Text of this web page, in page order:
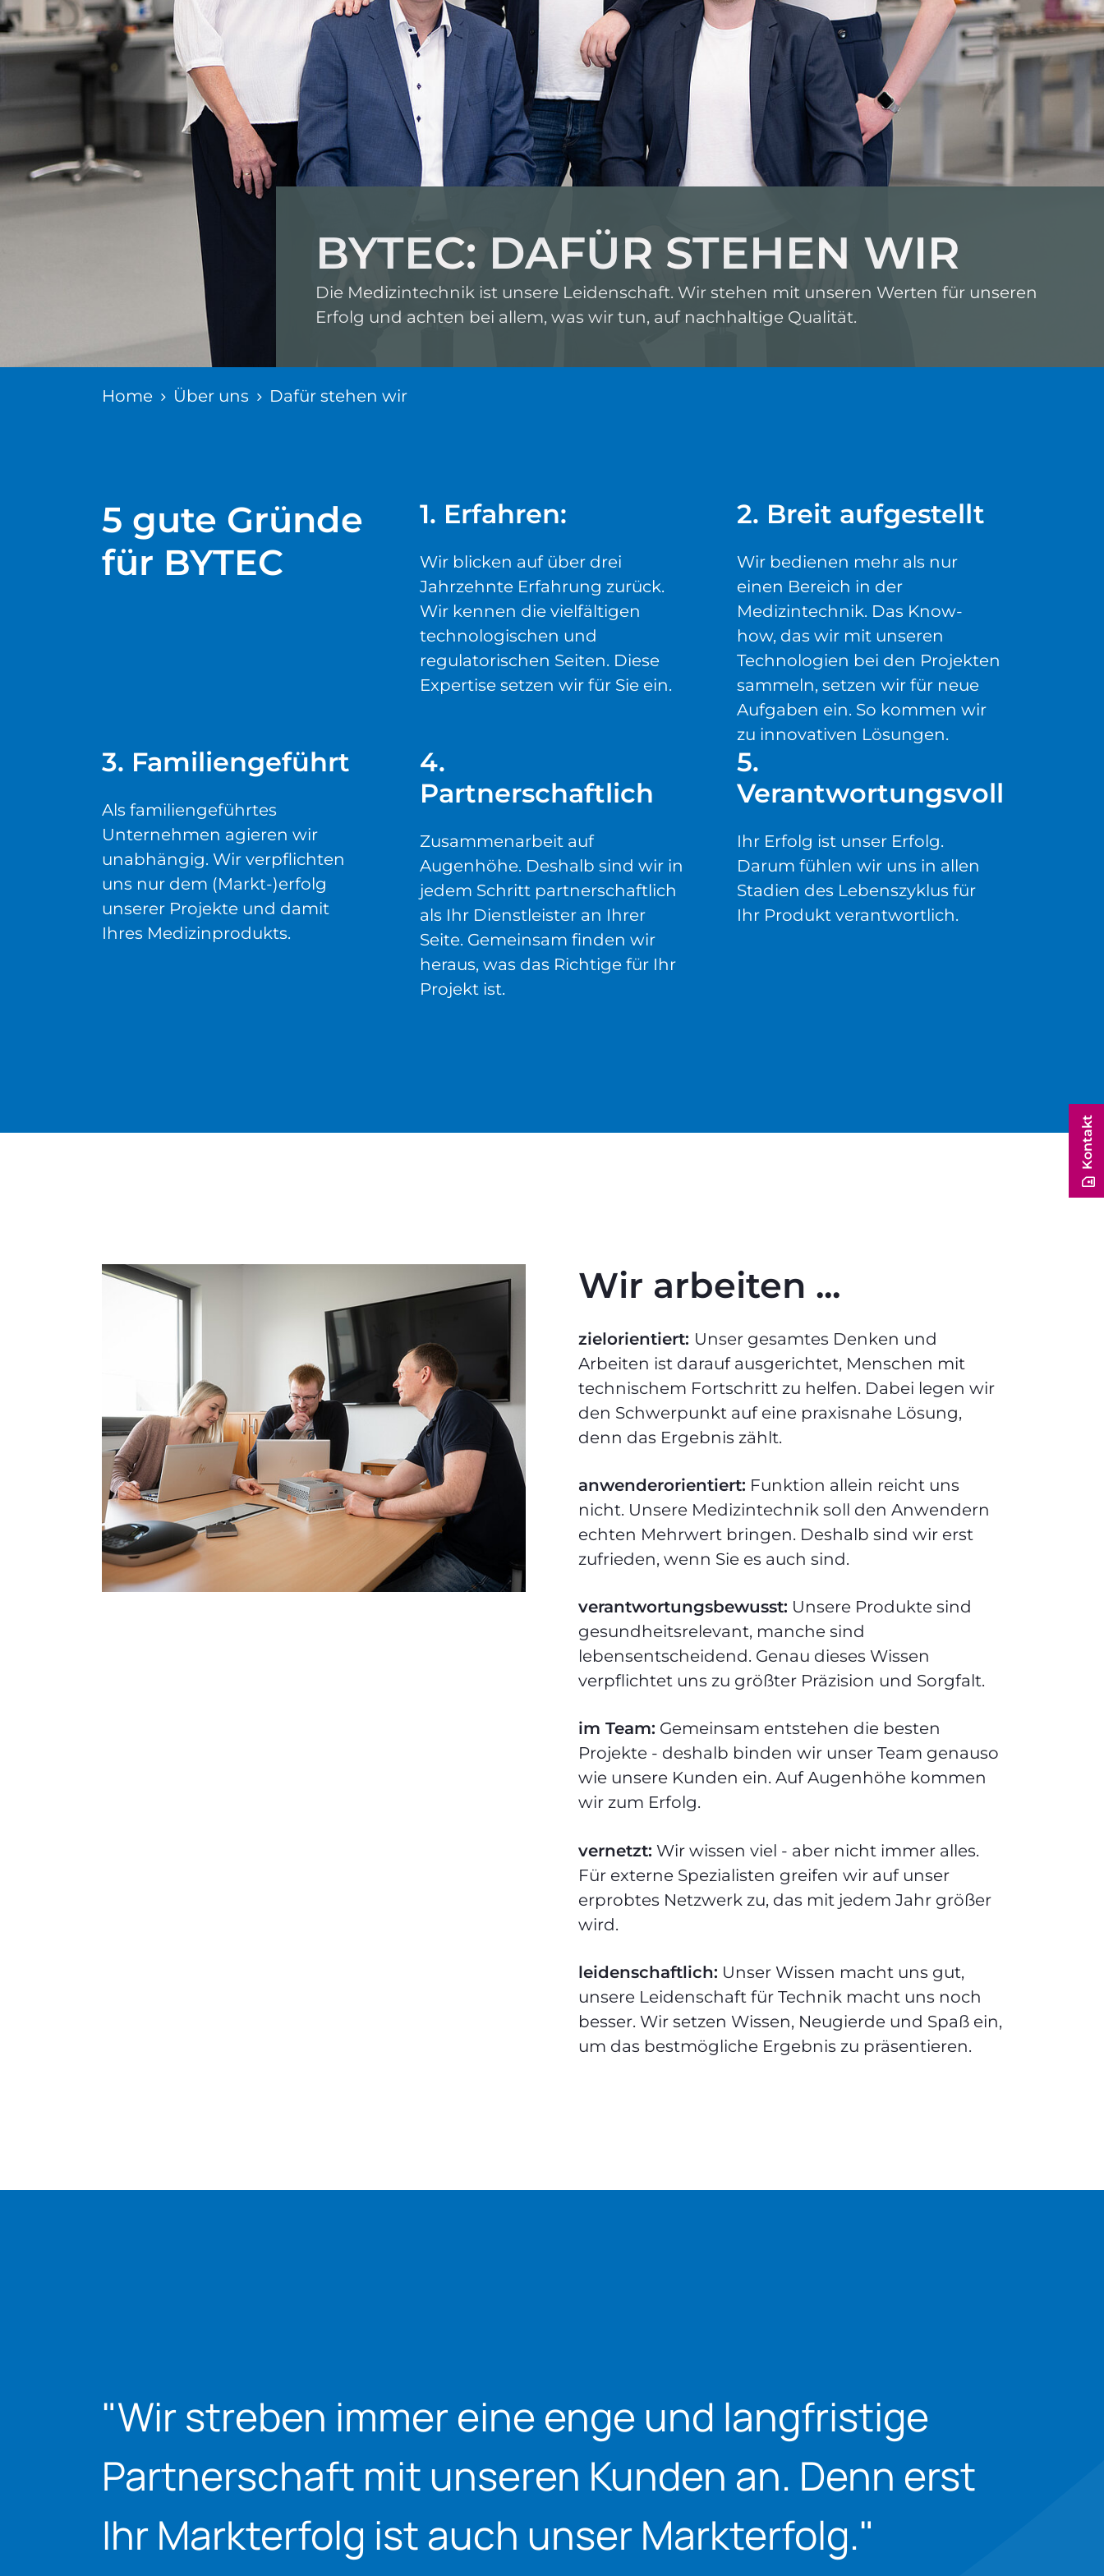
BYTEC: DAFÜR STEHEN WIR
Die Medizintechnik ist unsere Leidenschaft. Wir stehen mit unseren Werten für unseren
Erfolg und achten bei allem, was wir tun, auf nachhaltige Qualität.
Home Über uns Dafür stehen wir
5 gute Gründe
für BYTEC
1. Erfahren:
Wir blicken auf über drei
Jahrzehnte Erfahrung zurück.
Wir kennen die vielfältigen
technologischen und
regulatorischen Seiten. Diese
Expertise setzen wir für Sie ein.
2. Breit aufgestellt
Wir bedienen mehr als nur
einen Bereich in der
Medizintechnik. Das Know-
how, das wir mit unseren
Technologien bei den Projekten
sammeln, setzen wir für neue
Aufgaben ein. So kommen wir
zu innovativen Lösungen.
3. Familiengeführt
Als familiengeführtes
Unternehmen agieren wir
unabhängig. Wir verpflichten
uns nur dem (Markt-)erfolg
unserer Projekte und damit
Ihres Medizinprodukts.
4.
Partnerschaftlich
Zusammenarbeit auf
Augenhöhe. Deshalb sind wir in
jedem Schritt partnerschaftlich
als Ihr Dienstleister an Ihrer
Seite. Gemeinsam finden wir
heraus, was das Richtige für Ihr
Projekt ist.
5.
Verantwortungsvoll
Ihr Erfolg ist unser Erfolg.
Darum fühlen wir uns in allen
Stadien des Lebenszyklus für
Ihr Produkt verantwortlich.
Wir arbeiten ...
zielorientiert: Unser gesamtes Denken und
Arbeiten ist darauf ausgerichtet, Menschen mit
technischem Fortschritt zu helfen. Dabei legen wir
den Schwerpunkt auf eine praxisnahe Lösung,
denn das Ergebnis zählt.
anwenderorientiert: Funktion allein reicht uns
nicht. Unsere Medizintechnik soll den Anwendern
echten Mehrwert bringen. Deshalb sind wir erst
zufrieden, wenn Sie es auch sind.
verantwortungsbewusst: Unsere Produkte sind
gesundheitsrelevant, manche sind
lebensentscheidend. Genau dieses Wissen
verpflichtet uns zu größter Präzision und Sorgfalt.
im Team: Gemeinsam entstehen die besten
Projekte - deshalb binden wir unser Team genauso
wie unsere Kunden ein. Auf Augenhöhe kommen
wir zum Erfolg.
vernetzt: Wir wissen viel - aber nicht immer alles.
Für externe Spezialisten greifen wir auf unser
erprobtes Netzwerk zu, das mit jedem Jahr größer
wird.
leidenschaftlich: Unser Wissen macht uns gut,
unsere Leidenschaft für Technik macht uns noch
besser. Wir setzen Wissen, Neugierde und Spaß ein,
um das bestmögliche Ergebnis zu präsentieren.
Wir streben immer eine enge und langfristige
Partnerschaft mit unseren Kunden an. Denn erst
Ihr Markterfolg ist auch unser Markterfolg.
Kontakt